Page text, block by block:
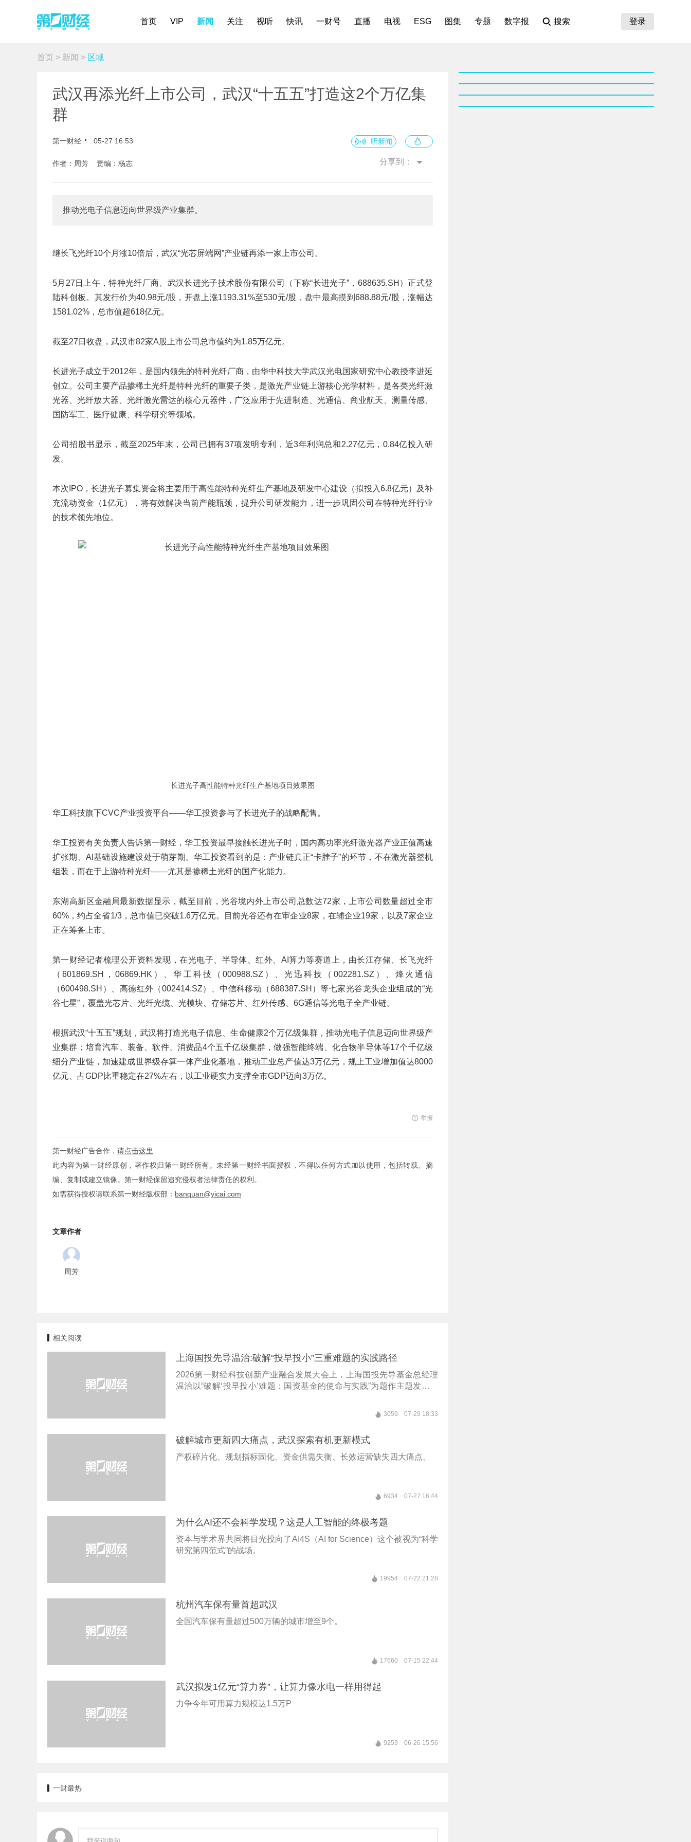
首页 VIP 新闻 关注 视听 快讯 一财号 直播 电视 ESG 图集 专题 数字报 搜索 登录
首页 > 新闻 > 区域
武汉再添光纤上市公司，武汉“十五五”打造这2个万亿集
群
第一财经 05-27 16:53 听新闻
作者：周芳 责编：杨志 分享到：
推动光电子信息迈向世界级产业集群。
继长飞光纤10个月涨10倍后，武汉“光芯屏端网”产业链再添一家上市公司。
5月27日上午，特种光纤厂商、武汉长进光子技术股份有限公司（下称“长进光子”，688635.SH）正式登
陆科创板。其发行价为40.98元/股，开盘上涨1193.31%至530元/股，盘中最高摸到688.88元/股，涨幅达
1581.02%，总市值超618亿元。
截至27日收盘，武汉市82家A股上市公司总市值约为1.85万亿元。
长进光子成立于2012年，是国内领先的特种光纤厂商，由华中科技大学武汉光电国家研究中心教授李进延
创立。公司主要产品掺稀土光纤是特种光纤的重要子类，是激光产业链上游核心光学材料，是各类光纤激
光器、光纤放大器、光纤激光雷达的核心元器件，广泛应用于先进制造、光通信、商业航天、测量传感、
国防军工、医疗健康、科学研究等领域。
公司招股书显示，截至2025年末，公司已拥有37项发明专利，近3年利润总和2.27亿元，0.84亿投入研
发。
本次IPO，长进光子募集资金将主要用于高性能特种光纤生产基地及研发中心建设（拟投入6.8亿元）及补
充流动资金（1亿元），将有效解决当前产能瓶颈，提升公司研发能力，进一步巩固公司在特种光纤行业
的技术领先地位。
长进光子高性能特种光纤生产基地项目效果图
华工科技旗下CVC产业投资平台——华工投资参与了长进光子的战略配售。
华工投资有关负责人告诉第一财经，华工投资最早接触长进光子时，国内高功率光纤激光器产业正值高速
扩张期、AI基础设施建设处于萌芽期。华工投资看到的是：产业链真正“卡脖子”的环节，不在激光器整机
组装，而在于上游特种光纤——尤其是掺稀土光纤的国产化能力。
东湖高新区金融局最新数据显示，截至目前，光谷境内外上市公司总数达72家，上市公司数量超过全市
60%，约占全省1/3，总市值已突破1.6万亿元。目前光谷还有在审企业8家，在辅企业19家，以及7家企业
正在筹备上市。
第一财经记者梳理公开资料发现，在光电子、半导体、红外、AI算力等赛道上，由长江存储、长飞光纤
（601869.SH，06869.HK）、华工科技（000988.SZ）、光迅科技（002281.SZ）、烽火通信
（600498.SH）、高德红外（002414.SZ）、中信科移动（688387.SH）等七家光谷龙头企业组成的“光
谷七星”，覆盖光芯片、光纤光缆、光模块、存储芯片、红外传感、6G通信等光电子全产业链。
根据武汉“十五五”规划，武汉将打造光电子信息、生命健康2个万亿级集群，推动光电子信息迈向世界级产
业集群；培育汽车、装备、软件、消费品4个五千亿级集群，做强智能终端、化合物半导体等17个千亿级
细分产业链，加速建成世界级存算一体产业化基地，推动工业总产值达3万亿元，规上工业增加值达8000
亿元、占GDP比重稳定在27%左右，以工业硬实力支撑全市GDP迈向3万亿。
举报
第一财经广告合作， 请点击这里
此内容为第一财经原创，著作权归第一财经所有。未经第一财经书面授权，不得以任何方式加以使用，包括转载、摘
编、复制或建立镜像。第一财经保留追究侵权者法律责任的权利。
如需获得授权请联系第一财经版权部： banquan@yicai.com
文章作者
周芳
相关阅读
上海国投先导温治:破解“投早投小”三重难题的实践路径
2026第一财经科技创新产业融合发展大会上，上海国投先导基金总经理
温治以“破解‘投早投小’难题：国资基金的使命与实践”为题作主题发言，
3059 07-29 18:33
破解城市更新四大痛点，武汉探索有机更新模式
产权碎片化、规划指标固化、资金供需失衡、长效运营缺失四大痛点。
6934 07-27 16:44
为什么AI还不会科学发现？这是人工智能的终极考题
资本与学术界共同将目光投向了AI4S（AI for Science）这个被视为“科学
研究第四范式”的战场。
19954 07-22 21:28
杭州汽车保有量首超武汉
全国汽车保有量超过500万辆的城市增至9个。
17660 07-15 22:44
武汉拟发1亿元“算力券”，让算力像水电一样用得起
力争今年可用算力规模达1.5万P
9259 06-26 15:56
一财最热